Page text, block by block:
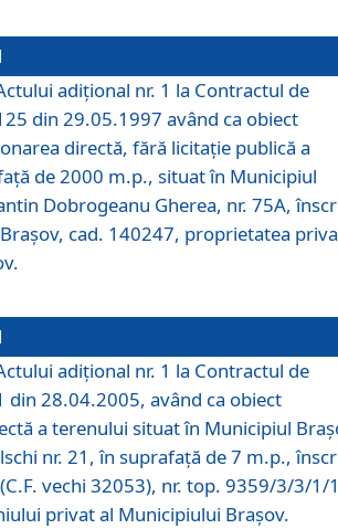
adiţional nr. 1 la Contractul de
din 29.05.1997 având ca obiect
directă, fără licitație publică a
de 2000 m.p., situat în Municipiul
Dobrogeanu Gherea, nr. 75A,
cad. 140247, proprietatea
adiţional nr. 1 la Contractul de
din 28.04.2005, având ca obiect
a terenului situat în Municipiul
nr. 21, în suprafață de 7 m.p.,
vechi 32053), nr. top. 9359/3/3/1/
privat al Municipiului Brașov.